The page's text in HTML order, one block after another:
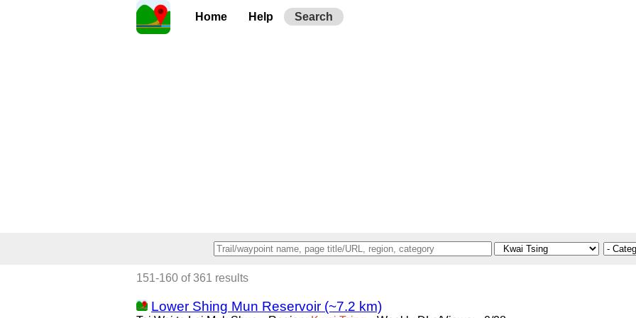
Home Help Search
151-160 of 361 results
Lower Shing Mun Reservoir (~7.2 km)